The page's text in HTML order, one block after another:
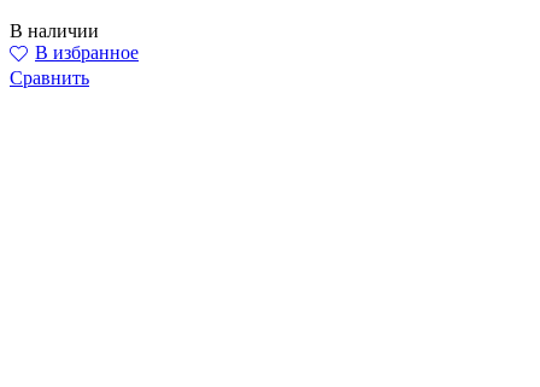
В наличии
В избранное
Сравнить